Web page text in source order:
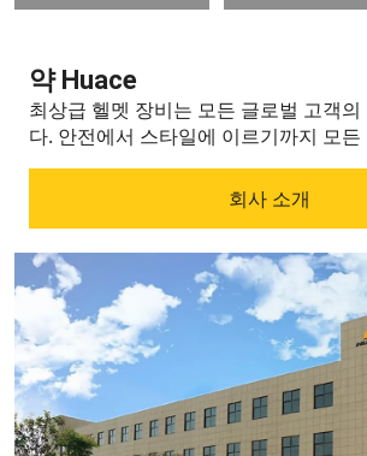
약 Huace
최상급 헬멧 장비는 모든 글로벌 고객
다. 안전에서 스타일에 이르기까지 모
회사 소개